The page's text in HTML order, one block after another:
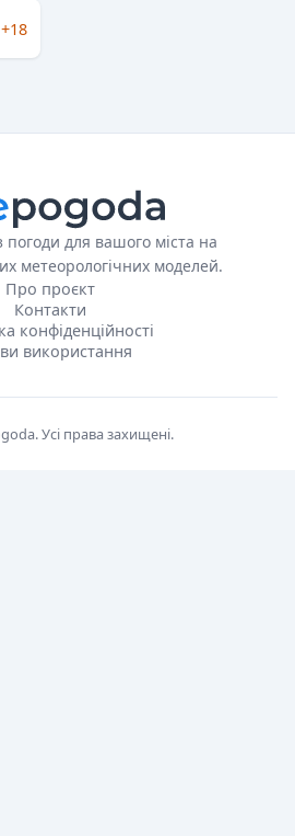
+18
для вашого міста на
метеорологічних моделей.
Про проєкт
Контакти
конфіденційності
використання
Усі права захищені.